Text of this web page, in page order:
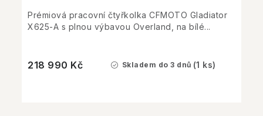
Skladem do 3 dnů (1 ks)
218 990 Kč
Prémiová pracovní čtyřkolka CFMOTO Gladiator
X625-A s plnou výbavou Overland, na bílé...